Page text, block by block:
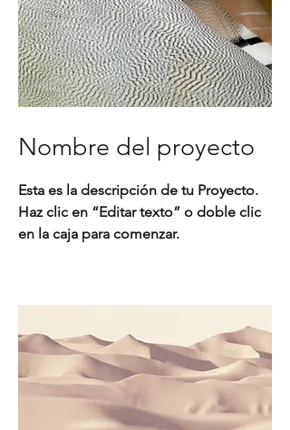
Nombre del proyecto
Esta es la descripción de tu Proyecto.
Haz clic en “Editar texto” o doble clic
en la caja para comenzar.